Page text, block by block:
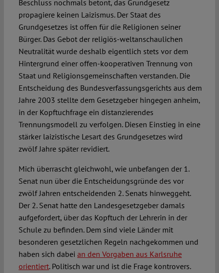
Beschluss nochmals betont, das Grundgesetz
propagiere keinen Laizismus. Der Staat des
Grundgesetzes ist offen für die Religionen seiner
Bürger. Das Gebot der religiös-weltanschaulichen
Neutralität wurde deshalb eigentlich stets vor dem
Hintergrund einer offen-kooperativen Trennung von
Staat und Religionsgemeinschaften verstanden. Die
Entscheidung des Bundesverfassungsgerichts aus dem
Jahre 2003 stellte dem Gesetzgeber hingegen anheim,
in der Kopftuchfrage ein distanzierendes
Trennungsmodell zu verfolgen. Diesen Einstieg in eine
stärker laizistische Lesart des Grundgesetzes wird
zwölf Jahre später revidiert.
Mich überrascht gleichwohl, wie unbefangen der 1.
Senat nun über die Entscheidungsgründe des vor
zwölf Jahren entscheidenden 2. Senats hinweggeht.
Der 2. Senat hatte den Landesgesetzgeber damals
aufgefordert, über das Kopftuch der Lehrerin in der
Schule zu befinden. Dem sind viele Länder mit
besonderen gesetzlichen Regeln nachgekommen und
haben sich dabei an den Vorgaben aus Karlsruhe
orientiert. Politisch war und ist die Frage kontrovers.